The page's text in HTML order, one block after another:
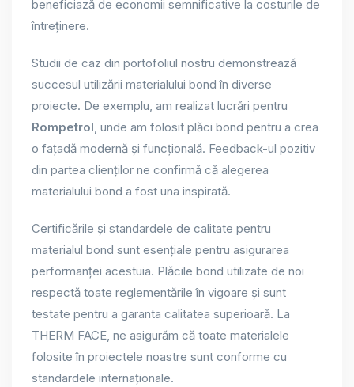
beneficiază de economii semnificative la costurile de
întreținere.
Studii de caz din portofoliul nostru demonstrează
succesul utilizării materialului bond în diverse
proiecte. De exemplu, am realizat lucrări pentru
Rompetrol, unde am folosit plăci bond pentru a crea
o fațadă modernă și funcțională. Feedback-ul pozitiv
din partea clienților ne confirmă că alegerea
materialului bond a fost una inspirată.
Certificările și standardele de calitate pentru
materialul bond sunt esențiale pentru asigurarea
performanței acestuia. Plăcile bond utilizate de noi
respectă toate reglementările în vigoare și sunt
testate pentru a garanta calitatea superioară. La
THERM FACE, ne asigurăm că toate materialele
folosite în proiectele noastre sunt conforme cu
standardele internaționale.